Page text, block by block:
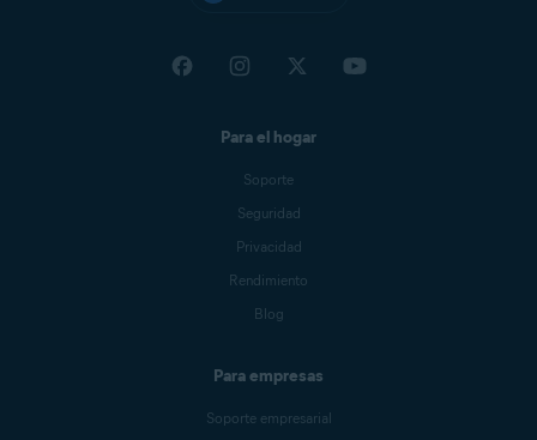
Para el hogar
Soporte
Seguridad
Privacidad
Rendimiento
Blog
Para empresas
Soporte empresarial